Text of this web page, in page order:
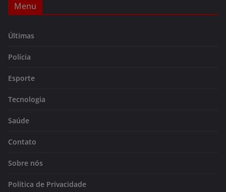
Menu
Últimas
Polícia
Esporte
Tecnologia
Saúde
Contato
Sobre nós
Política de Privacidade